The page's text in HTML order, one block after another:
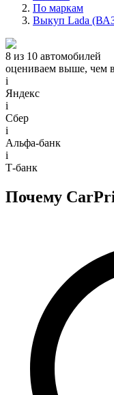
По маркам
Выкуп Lada
8 из 10 автомобилей
оцениваем выше, чем
i
Яндекс
i
Сбер
i
Альфа-банк
i
Т-банк
Почему